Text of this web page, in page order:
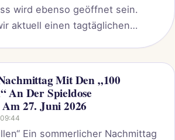
wird ebenso geöffnet sein.
aktuell einen tagtäglichen
Mit Den „100
An Der Spieldose
27. Juni 2026
Ein sommerlicher Nachmittag